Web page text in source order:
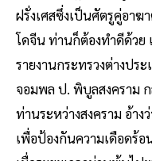
ฝรั่งเศสซึ่งเป็นศัตรูคู่อา
โดจีน ท่านก็ต้องทำดีด้วย
รายงานกระทรวงต่างป
จอมพล ป. พิบูลสงคราม
ท่านระหว่างสงคราม อ้า
เพื่อป้องกันความเดือดร้